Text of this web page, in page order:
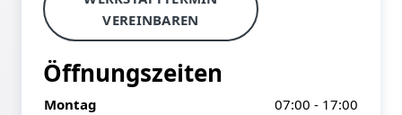
VEREINBAREN
Öffnungszeiten
Montag
07:00 - 17:00